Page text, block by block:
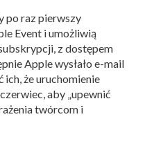
po raz pierwszy
Event i umożliwią
z dostępem
Apple wysłało e-mail
że uruchomienie
aby „upewnić
twórcom i